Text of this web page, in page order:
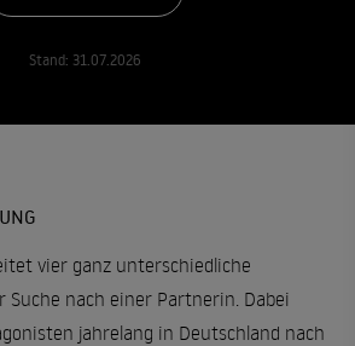
Stand: 31.07.2026
vier ganz unterschiedliche
Suche nach einer Partnerin. Dabei
jahrelang in Deutschland nach